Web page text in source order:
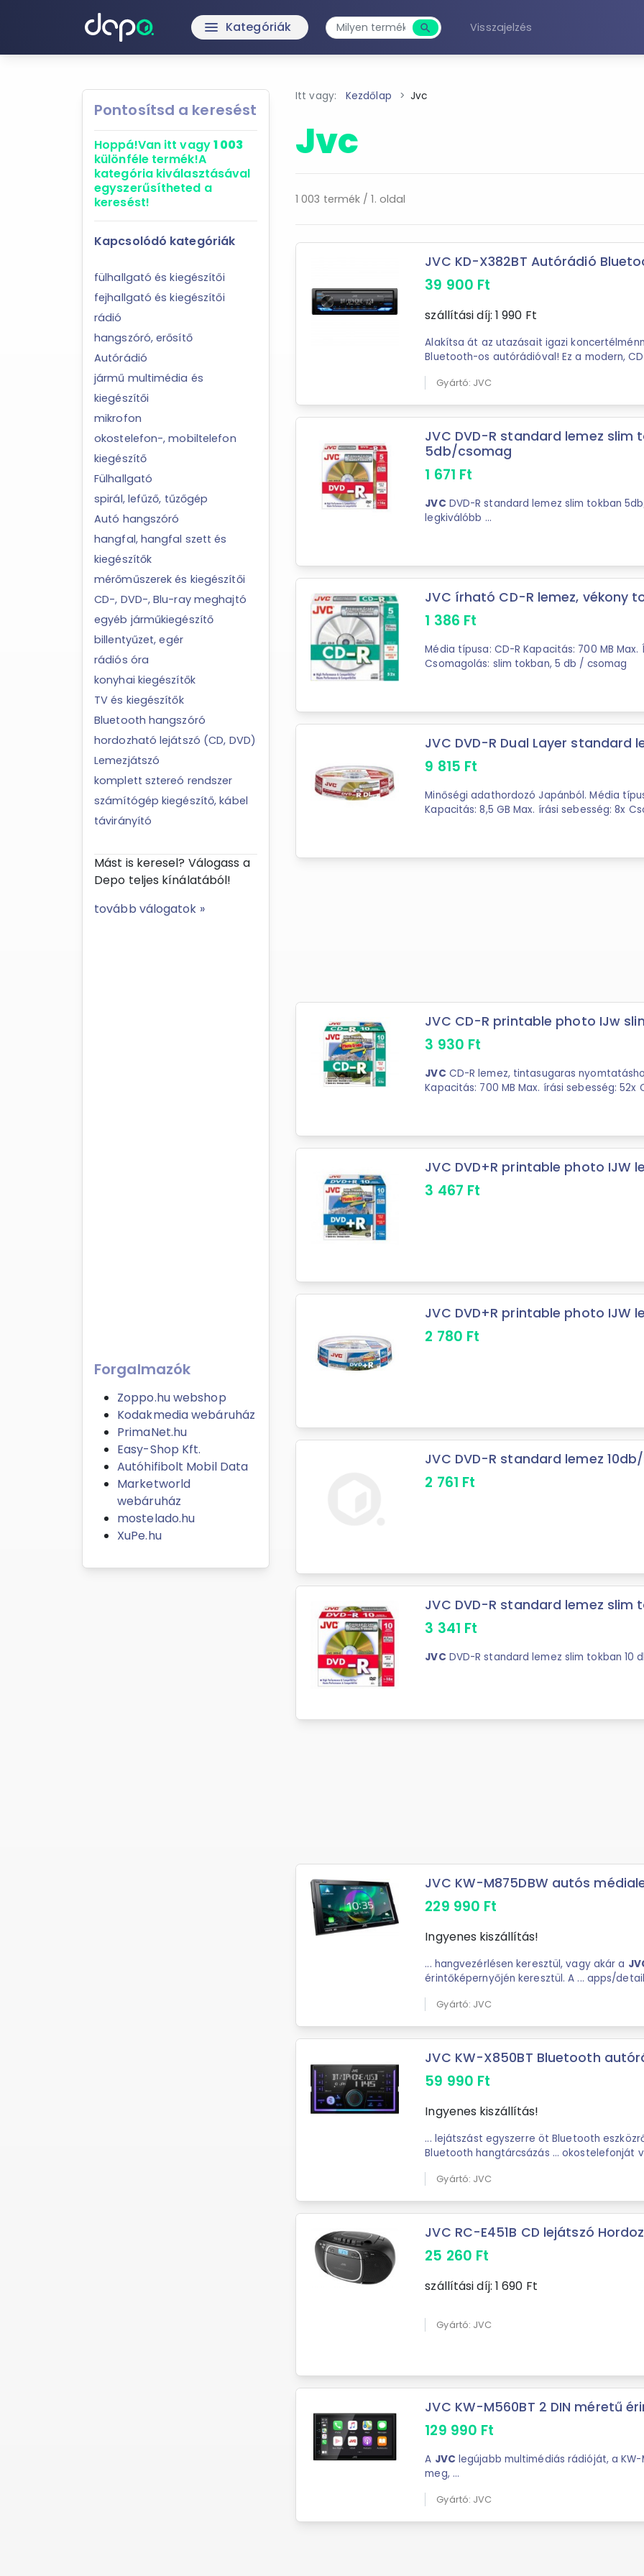
menu Kategóriák search
Keresés
Visszajelzés
Pontosítsd a keresést
Hoppá!Van itt vagy1 003
különféle termék!A
kategória kiválasztásával
egyszerűsítheted a
keresést!
Kapcsolódó kategóriák
fülhallgató és kiegészítői
fejhallgató és kiegészítői
rádió
hangszóró, erősítő
Autórádió
jármű multimédia és
kiegészítői
mikrofon
okostelefon-, mobiltelefon
kiegészítő
Fülhallgató
spirál, lefűző, tűzőgép
Autó hangszóró
hangfal, hangfal szett és
kiegészítők
mérőműszerek és kiegészítői
CD-, DVD-, Blu-ray meghajtó
egyéb járműkiegészítő
billentyűzet, egér
rádiós óra
konyhai kiegészítők
TV és kiegészítők
Bluetooth hangszóró
hordozható lejátszó (CD, DVD)
Lemezjátszó
komplett sztereó rendszer
számítógép kiegészítő, kábel
távirányító
Mást is keresel? Válogass a
Depo teljes kínálatából!
tovább válogatok »
Forgalmazók
Zoppo.hu webshop
Kodakmedia webáruház
PrimaNet.hu
Easy-Shop Kft.
Autóhifibolt Mobil Data
Marketworld
webáruház
mostelado.hu
XuPe.hu
Itt vagy: Kezdőlap Jvc
Jvc
1 003 termék / 1. oldal
JVC KD-X382BT Autórádió
39 900 Ft
szállítási díj: 1 990 Ft
Alakítsa át az utazásait igazi
Gyártó: JVC
JVC DVD-R standard lemez slim
5db/csomag
1 671 Ft
JVC DVD-R standard lemez slim tokban
legkiválóbb ...
JVC írható CD-R lemez, vékony
1 386 Ft
Média típusa: CD-R Kapacitás: 700 MB Max.
Csomagolás: slim tokban, 5 db / csomag
JVC DVD-R Dual Layer standard
9 815 Ft
Minőségi adathordozó Japánból. Média
Kapacitás: 8,5 GB Max. írási sebesség: 8x
JVC CD-R printable photo IJw
3 930 Ft
JVC CD-R lemez, tintasugaras
Kapacitás: 700 MB Max. írási sebesség: 52x
JVC DVD+R printable photo IJW
3 467 Ft
JVC DVD+R printable photo IJW
2 780 Ft
JVC DVD-R standard lemez
2 761 Ft
JVC DVD-R standard lemez slim
3 341 Ft
JVC
JVC KW-M875DBW autós
229 990 Ft
Ingyenes kiszállítás!
... hangvezérlésen keresztül, vagy akár a
érintőképernyőjén keresztül. A ... apps/
alkalmazás Remote S: Igen ...
Gyártó: JVC
JVC KW-X850BT Bluetooth
59 990 Ft
Ingyenes kiszállítás!
... lejátszást egyszerre öt Bluetooth
Bluetooth hangtárcsázás ... okostelefonját vezeték nélküli
Gyártó: JVC
JVC RC-E451B CD lejátszó
25 260 Ft
szállítási díj: 1 690 Ft
Gyártó: JVC
JVC KW-M560BT 2 DIN méretű
129 990 Ft
A JVC legújabb multimédiás rádióját, a
meg, ...
Gyártó: JVC